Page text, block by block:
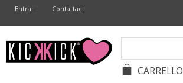
Entra Contattaci
CARRELLO